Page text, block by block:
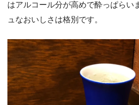
はアルコール分が高めで酔っぱらい
ュなおいしさは格別です。